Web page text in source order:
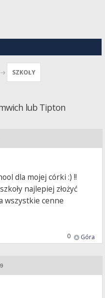
SZKOŁY
lub Tipton
dla mojej córki :) !!
najlepiej złożyć
wszystkie cenne
Góra
0